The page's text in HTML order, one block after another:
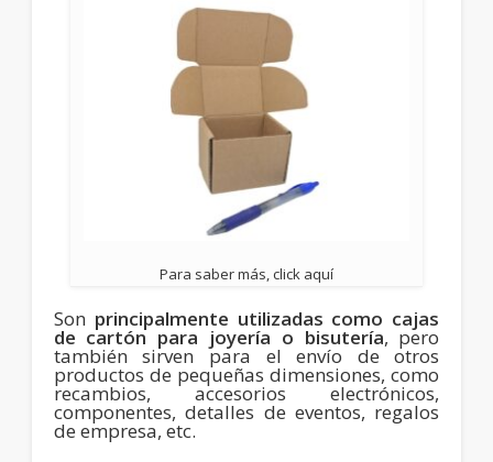
Para saber más, click aquí
Son principalmente utilizadas como cajas
de cartón para joyería o bisutería, pero
también sirven para el envío de otros
productos de pequeñas dimensiones, como
recambios, accesorios electrónicos,
componentes, detalles de eventos, regalos
de empresa, etc.